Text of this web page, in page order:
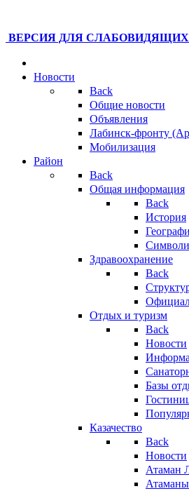
ВЕРСИЯ ДЛЯ СЛАБОВИДЯЩИХ
Новости
Back
Общие новости
Объявления
Лабинск-фронту
Мобилизация
Район
Back
Общая информация
Back
История
Здравоохранение
Back
Отдых и туризм
Back
Новости
Базы
Казачество
Back
Новости
Атаман
Атаманы